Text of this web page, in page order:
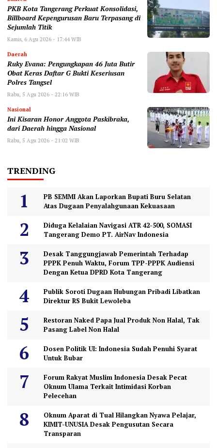
‎PKB Kota Tangerang Perkuat Konsolidasi,
Billboard Kepengurusan Baru Terpasang di
Sejumlah Titik ‎
Kamis, 6 Agu 2026 - 17:44 WIB
Daerah
‎Ruky Evana: Pengungkapan 46 Juta Butir
Obat Keras Daftar G Bukti Keseriusan
Polres Tangsel
Rabu, 5 Agu 2026 - 22:16 WIB
Nasional
Ini Kisaran Honor Anggota Paskibraka,
dari Daerah hingga Nasional
Rabu, 5 Agu 2026 - 21:02 WIB
TRENDING
PB SEMMI Akan Laporkan Bupati Buru Selatan
Atas Dugaan Penyalahgunaan Kekuasaan
Diduga Kelalaian Navigasi ATR 42-500, SOMASI
Tangerang Demo PT. AirNav Indonesia
Desak Tanggungjawab Pemerintah Terhadap
PPPK Penuh Waktu, Forum TPP-PPPK Audiensi
Dengan Ketua DPRD Kota Tangerang
Publik Soroti Dugaan Hubungan Pribadi Libatkan
Direktur RS Bukit Lewoleba
Restoran Naked Papa Jual Produk Non Halal, Tak
Pasang Label Non Halal
Dosen Politik UI: Indonesia Sudah Penuhi Syarat
Untuk Bubar
Forum Rakyat Muslim Indonesia Desak Pecat
Oknum Ulama Terkait Intimidasi Korban
Pelecehan
Oknum Aparat di Tual Hilangkan Nyawa Pelajar,
KIMIT-UNUSIA Desak Pengusutan Secara
Transparan